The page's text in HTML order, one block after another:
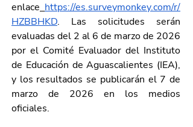
enlace https://es.surveymonkey.com/r/
HZBBHKD. Las solicitudes serán
evaluadas del 2 al 6 de marzo de 2026
por el Comité Evaluador del Instituto
de Educación de Aguascalientes (IEA),
y los resultados se publicarán el 7 de
marzo de 2026 en los medios
oficiales.